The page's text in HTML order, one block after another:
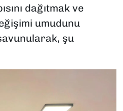
dağıtmak ve
umudunu
şu